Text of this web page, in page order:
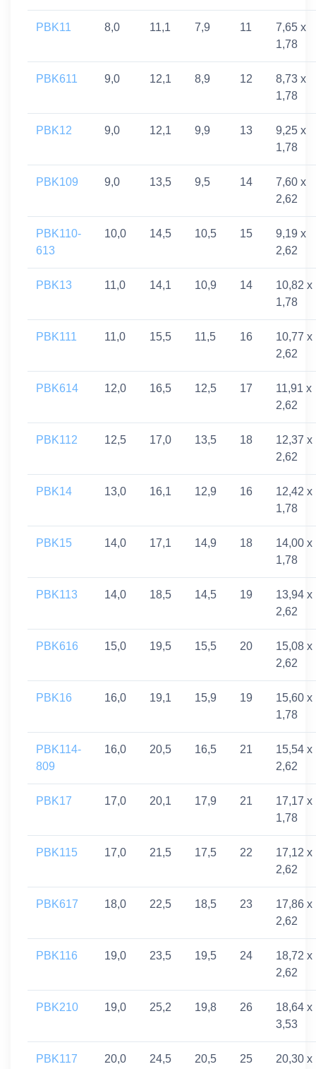
PBK11 8,0 11,1 7,9 11
7,65 x
1,78
PBK611 9,0 12,1 8,9 12
8,73 x
1,78
PBK12 9,0 12,1 9,9 13
9,25 x
1,78
PBK109 9,0 13,5 9,5 14
7,60 x
2,62
PBK110-
613
10,0 14,5 10,5 15
9,19 x
2,62
PBK13 11,0 14,1 10,9 14
10,82 x
1,78
PBK111 11,0 15,5 11,5 16
10,77 x
2,62
PBK614 12,0 16,5 12,5 17
11,91 x
2,62
PBK112 12,5 17,0 13,5 18
12,37 x
2,62
PBK14 13,0 16,1 12,9 16
12,42 x
1,78
PBK15 14,0 17,1 14,9 18
14,00 x
1,78
PBK113 14,0 18,5 14,5 19
13,94 x
2,62
PBK616 15,0 19,5 15,5 20
15,08 x
2,62
PBK16 16,0 19,1 15,9 19
15,60 x
1,78
PBK114-
809
16,0 20,5 16,5 21
15,54 x
2,62
PBK17 17,0 20,1 17,9 21
17,17 x
1,78
PBK115 17,0 21,5 17,5 22
17,12 x
2,62
PBK617 18,0 22,5 18,5 23
17,86 x
2,62
PBK116 19,0 23,5 19,5 24
18,72 x
2,62
PBK210 19,0 25,2 19,8 26
18,64 x
3,53
PBK117 20,0 24,5 20,5 25
20,30 x